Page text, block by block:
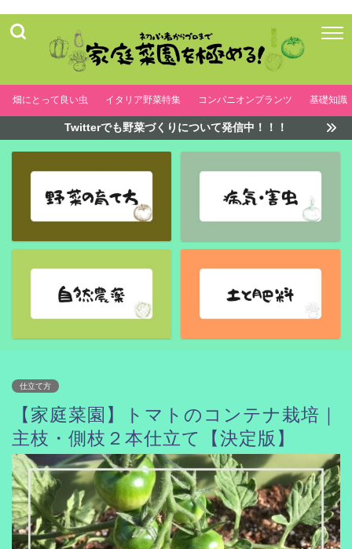
畑にとって良い虫 イタリア野菜特集 コンパニオンプランツ 基礎知識
Twitterでも野菜づくりについて発信中！！！
仕立て方
【家庭菜園】トマトのコンテナ栽培｜
主枝・側枝２本仕立て【決定版】